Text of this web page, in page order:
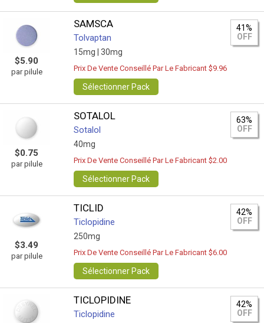
$5.90
par pilule
SAMSCA
Tolvaptan
15mg | 30mg
41%
OFF
Prix De Vente Conseillé Par Le Fabricant $9.96
Sélectionner Pack
$0.75
par pilule
SOTALOL
Sotalol
40mg
63%
OFF
Prix De Vente Conseillé Par Le Fabricant $2.00
Sélectionner Pack
$3.49
par pilule
TICLID
Ticlopidine
250mg
42%
OFF
Prix De Vente Conseillé Par Le Fabricant $6.00
Sélectionner Pack
TICLOPIDINE
Ticlopidine
42%
OFF